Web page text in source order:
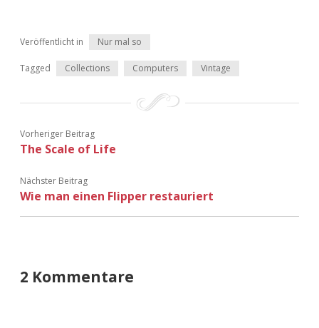
Veröffentlicht in Nur mal so
Tagged Collections Computers Vintage
Vorheriger Beitrag
The Scale of Life
Nächster Beitrag
Wie man einen Flipper restauriert
2 Kommentare